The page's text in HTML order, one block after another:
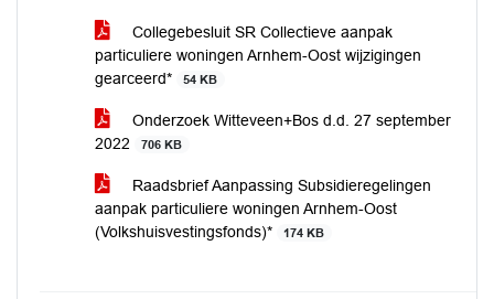
Collegebesluit SR Collectieve aanpak
particuliere woningen Arnhem-Oost wijzigingen
gearceerd*
54 KB
Onderzoek Witteveen+Bos d.d. 27 september
2022
706 KB
Raadsbrief Aanpassing Subsidieregelingen
aanpak particuliere woningen Arnhem-Oost
(Volkshuisvestingsfonds)*
174 KB